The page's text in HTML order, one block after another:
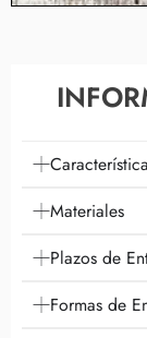
Materiales
Plazos de
Formas de